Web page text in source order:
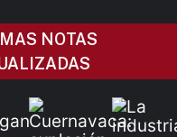
NOTAS